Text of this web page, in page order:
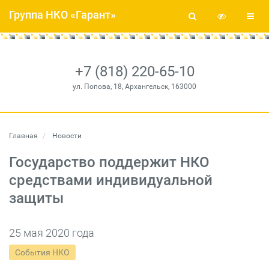
+7 (818) 220-65-10
ул. Попова, 18, Архангельск, 163000
Группа НКО «Гарант»
Главная Новости
Государство поддержит НКО
средствами индивидуальной
защиты
25 мая 2020 года
События НКО